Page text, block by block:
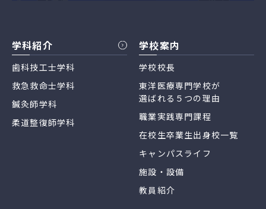
学科紹介
歯科技工士学科
救急救命士学科
鍼灸師学科
柔道整復師学科
学校案内
学校校長
東洋医療専門学校が
選ばれる５つの理由
職業実践専門課程
在校生卒業生出身校一覧
キャンパスライフ
施設・設備
教員紹介